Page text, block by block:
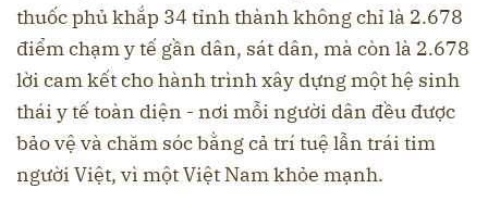
thuốc phủ khắp 34 tỉnh thành không chỉ là 2.678
điểm chạm y tế gần dân, sát dân, mà còn là 2.678
lời cam kết cho hành trình xây dựng một hệ sinh
thái y tế toàn diện - nơi mỗi người dân đều được
bảo vệ và chăm sóc bằng cả trí tuệ lẫn trái tim
người Việt, vì một Việt Nam khỏe mạnh.